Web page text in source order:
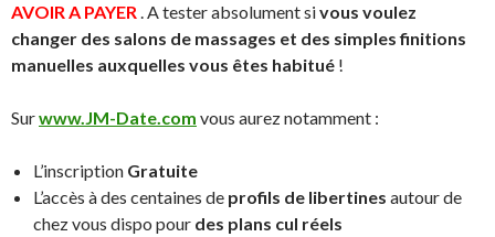
AVOIR A PAYER. A tester absolument sivous voulez
changer des salons de massages et des simples finitions
manuelles auxquelles vous êtes habitué !
Surwww.JM-Date.com vous aurez notamment :
L’inscription Gratuite
L’accès à des centaines de profils de libertines autour de
chez vous dispo pour des plans cul réels